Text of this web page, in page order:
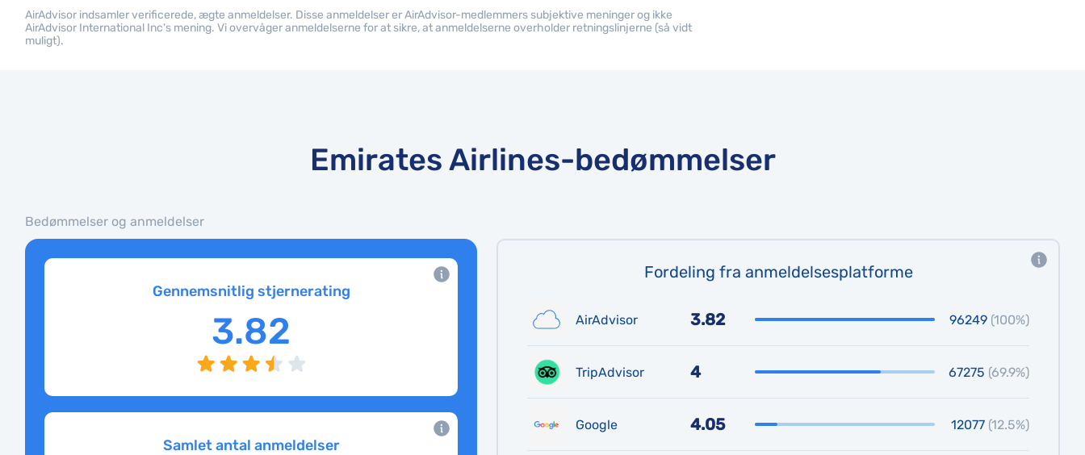
AirAdvisor indsamler verificerede, ægte anmeldelser. Disse anmeldelser er AirAdvisor-medlemmers subjektive meninger og ikke
AirAdvisor International Inc's mening. Vi overvåger anmeldelserne for at sikre, at anmeldelserne overholder retningslinjerne (så vidt
muligt).
Emirates Airlines-bedømmelser
Bedømmelser og anmeldelser
Gennemsnitlig stjernerating
3.82
Samlet antal anmeldelser
Fordeling fra anmeldelsesplatforme
AirAdvisor 3.82 96249 (100%)
TripAdvisor 4 67275 (69.9%)
Google 4.05 12077 (12.5%)